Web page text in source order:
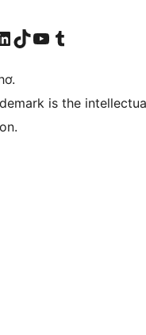
LinkedIn của chúng tôiVisit our TikTok account
Truy cập kênh YouTube của chúng tôi Visit our Tumblr account
is the